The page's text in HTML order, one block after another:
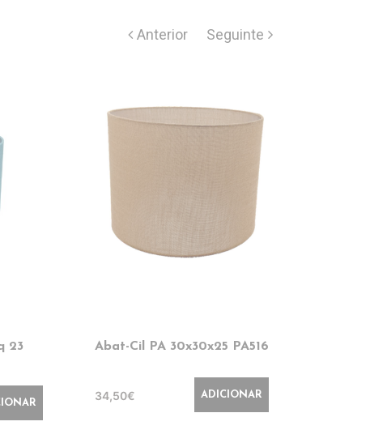
23
Abat-Cil PA 30x30x25 PA516
34,50€ ADICIONAR